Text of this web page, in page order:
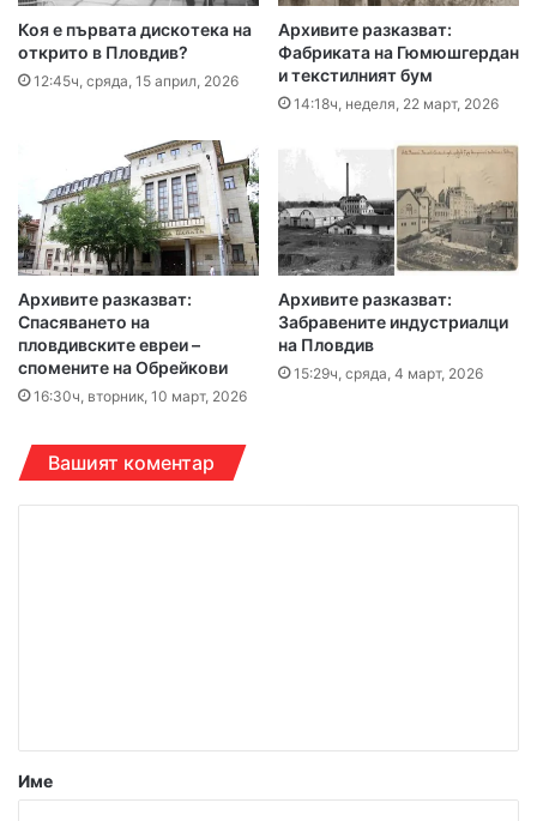
Коя е първата дискотека на
открито в Пловдив?
12:45ч, сряда, 15 април, 2026
Архивите разказват:
Фабриката на Гюмюшгердан
и текстилният бум
14:18ч, неделя, 22 март, 2026
Архивите разказват:
Спасяването на
пловдивските евреи –
спомените на Обрейкови
16:30ч, вторник, 10 март, 2026
Архивите разказват:
Забравените индустриалци
на Пловдив
15:29ч, сряда, 4 март, 2026
Вашият коментар
р
Име